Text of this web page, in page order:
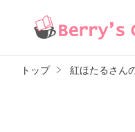
トップ 紅ほたるさん